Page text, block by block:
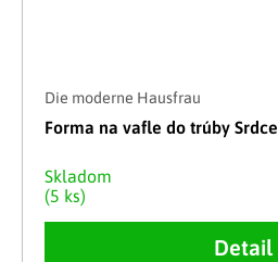
Die moderne Hausfrau
Forma na vafle do trúby Srdce
Skladom
(5 ks)
Detail